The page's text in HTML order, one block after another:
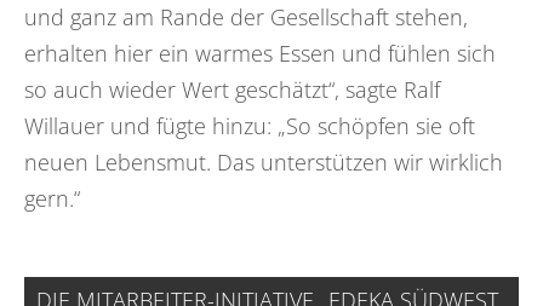
und ganz am Rande der Gesellschaft stehen,
erhalten hier ein warmes Essen und fühlen sich
so auch wieder Wert geschätzt“, sagte Ralf
Willauer und fügte hinzu: „So schöpfen sie oft
neuen Lebensmut. Das unterstützen wir wirklich
gern.“
DIE MITARBEITER-INITIATIVE „EDEKA SÜDWEST